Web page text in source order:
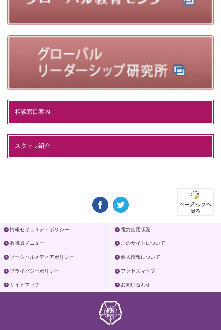
相談窓口案内
スタッフ紹介
情報セキュリティポリシー 電力使用状況
教職員メニュー このサイトについて
ソーシャルメディアポリシー 個人情報について
プライバシーポリシー アクセスマップ
サイトマップ お問い合わせ